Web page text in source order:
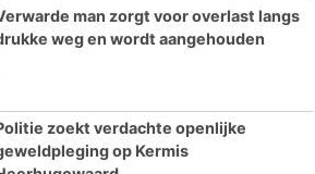
man zorgt voor overlast langs
weg en wordt aangehouden
zoekt verdachte openlijke
op Kermis